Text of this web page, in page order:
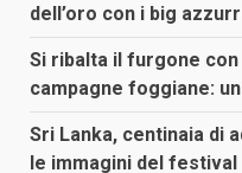
dell’oro con i big
Si ribalta il furgone
campagne foggiane:
Sri Lanka, centinaia di
le immagini del festival